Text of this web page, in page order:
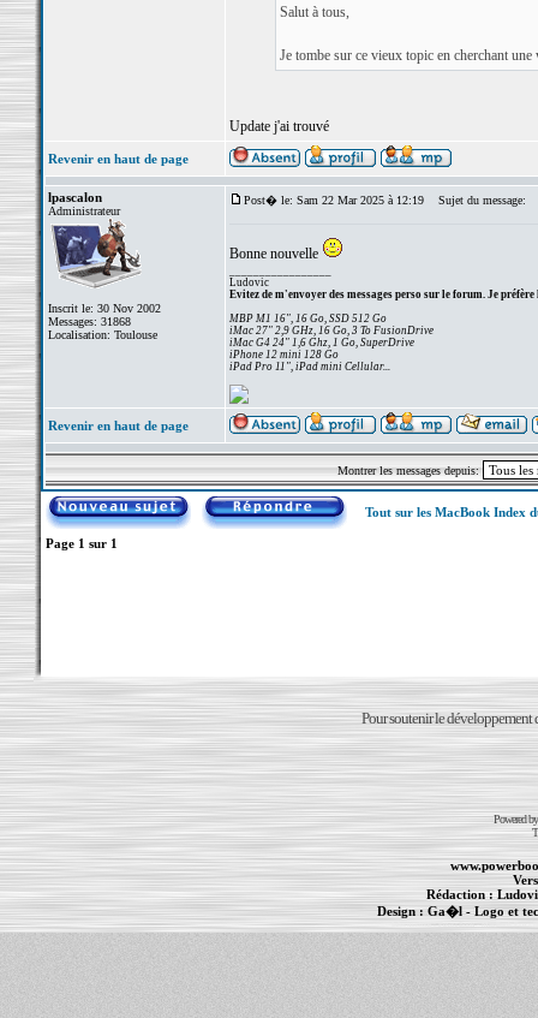
Salut à tous,
Je tombe sur ce vieux topic en cherchant
Update j'ai trouvé
Revenir en haut de page
lpascalon
Administrateur
Inscrit le: 30 Nov 2002
Messages: 31868
Localisation: Toulouse
Post� le: Sam 22 Mar 2025 à 12:19 Sujet du message:
Bonne nouvelle
Ludovic
Evitez de m'envoyer des messages perso sur le forum. Je préfère
MBP M1 16", 16 Go, SSD 512 Go
iMac 27" 2,9 GHz, 16 Go, 3 To FusionDrive
iMac G4 24" 1,6 Ghz, 1 Go, SuperDrive
iPhone 12 mini 128 Go
iPad Pro 11", iPad mini Cellular...
Revenir en haut de page
Montrer les messages depuis:
Tout sur les MacBook Index
Page 1 sur 1
Pour soutenir le développement
Powered
Rédaction :
Design : Ga�l- Logo et
PowerBook